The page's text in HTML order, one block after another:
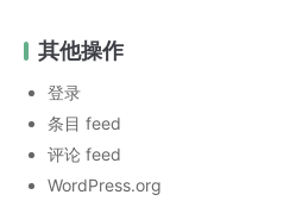
其他操作
登录
条目 feed
评论 feed
WordPress.org